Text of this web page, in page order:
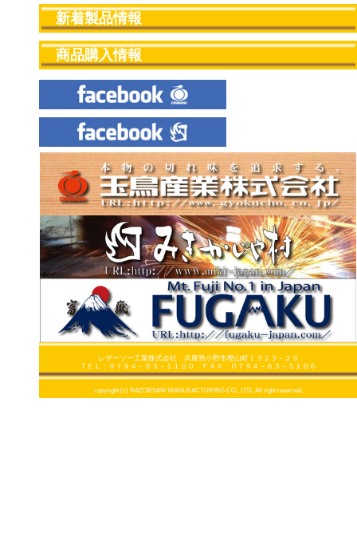
新着製品情報
商品購入情報
レザーソー工業株式会社 兵庫県小野市樫山町１３２３－２９
ＴＥＬ：０７９４－６３－１１００ ＦＡＸ：０７９４－６３－５１６６
copyright (c) RAZORSAW MANUFACTURING CO., LTD. All right reserved.